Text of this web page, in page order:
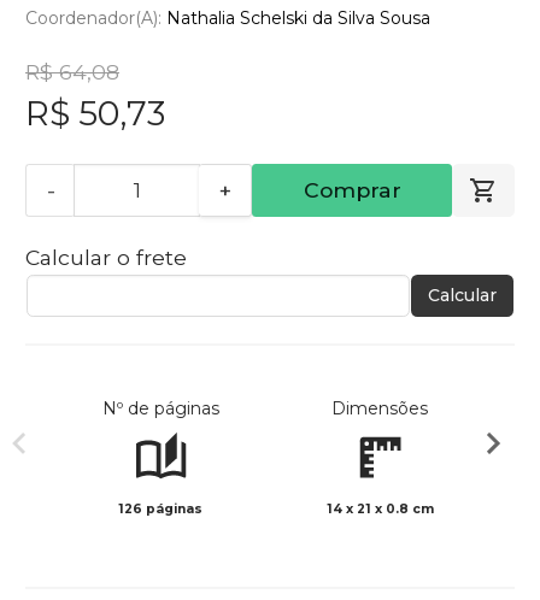
Coordenador(a): Nathalia Schelski da Silva Sousa
R$ 64,08
R$ 50,73
- + Comprar
Calcular o frete
Calcular
Nº de páginas
126 páginas
Dimensões
14 x 21 x 0.8 cm